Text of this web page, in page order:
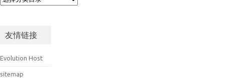
友情链接
Evolution Host
sitemap